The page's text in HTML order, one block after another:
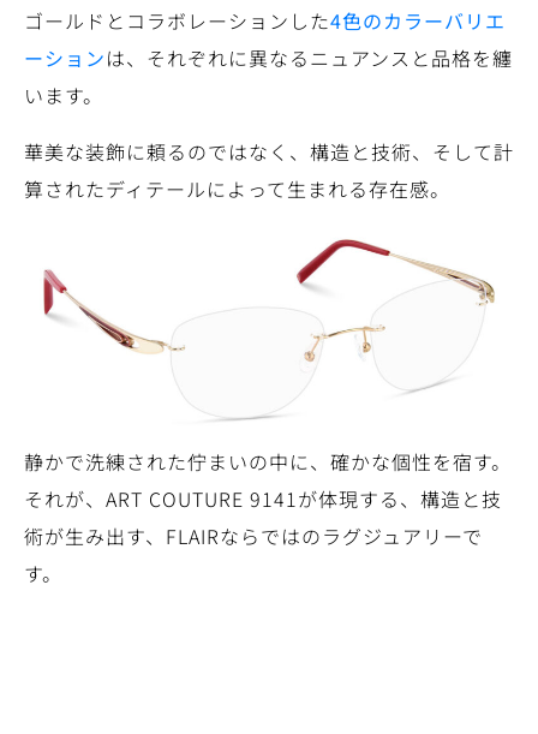
ゴールドとコラボレーションした4色のカラーバリエ
ーションは、それぞれに異なるニュアンスと品格を纏
います。
華美な装飾に頼るのではなく、構造と技術、そして計
算されたディテールによって生まれる存在感。
静かで洗練された佇まいの中に、確かな個性を宿す。
それが、ART COUTURE 9141が体現する、構造と技
術が生み出す、FLAIRならではのラグジュアリーで
す。